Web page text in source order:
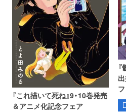
『これ描いて死ね』9・10巻発売
＆アニメ化記念フェア